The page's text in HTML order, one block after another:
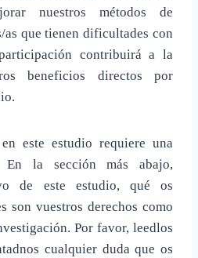
nuestros métodos de
que tienen dificultades con
contribuirá a la
beneficios directos por
este estudio requiere una
En la sección más abajo,
de este estudio, qué os
son vuestros derechos como
Por favor, leedlos
cualquier duda que os